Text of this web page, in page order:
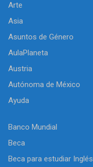
Arte
Asia
Asuntos de Género
AulaPlaneta
Austria
Autónoma de México
Ayuda
Banco Mundial
Beca
Beca para estudiar Inglés